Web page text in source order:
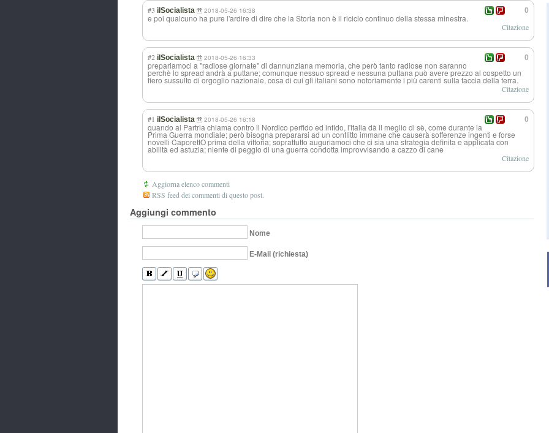
0
#3 ilSocialista 2018-05-26 16:38
e poi qualcuno ha pure l'ardire di dire che la Storia non è il riciclo continuo della stessa minestra.
Citazione
0
#2 ilSocialista 2018-05-26 16:33
prepariamoci a "radiose giornate" di dannunziana memoria, che però tanto radiose non saranno
perchè lo spread andrà a puttane; comunque nessuo spread e nessuna puttana può avere prezzo al cospetto un
fiero sussulto di orgoglio nazionale, cosa di cui gli italiani sono notoriamente i più carenti sulla faccia della terra.
Citazione
0
#1 ilSocialista 2018-05-26 16:18
quando al Partria chiama contro il Nordico perfido ed infido, l'Italia dà il meglio di sè, come durante la
Prima Guerra mondiale; però bisogna prepararsi ad un conflitto immane che causerà sofferenze ingenti e forse
novelli CaporettO prima della vittoria; soprattutto auguriamoci che ci sia una strategia definita e applicata con
abilità ed astuzia; niente di peggio di una guerra condotta improvvisando a cazzo di cane
Citazione
Aggiorna elenco commenti
RSS feed dei commenti di questo post.
Aggiungi commento
Nome
E-Mail (richiesta)